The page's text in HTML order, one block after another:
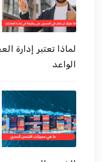
لماذا تعتبر إدارة
الواعد